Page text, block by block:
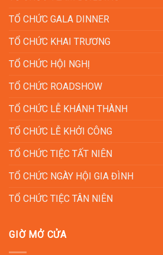
TỔ CHỨC GALA DINNER
TỔ CHỨC KHAI TRƯƠNG
TỔ CHỨC HỘI NGHỊ
TỔ CHỨC ROADSHOW
TỔ CHỨC LỄ KHÁNH THÀNH
TỔ CHỨC LỄ KHỞI CÔNG
TỔ CHỨC TIỆC TẤT NIÊN
TỔ CHỨC NGÀY HỘI GIA ĐÌNH
TỔ CHỨC TIỆC TÂN NIÊN
GIỜ MỞ CỬA